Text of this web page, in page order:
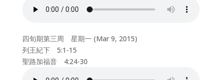
四旬期第三周 星期一 (Mar 9, 2015)
列王紀下 5:1-15
聖路加福音 4:24-30